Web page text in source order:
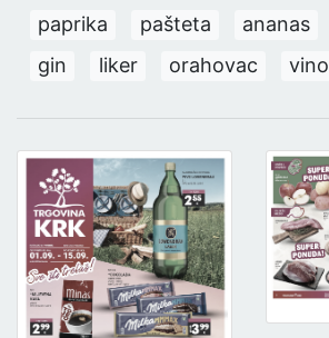
paprika
pašteta ananas
gin
liker orahovac vino